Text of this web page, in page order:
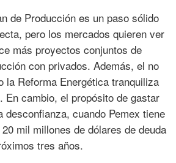
de Producción es un paso sólido
pero los mercados quieren ver
más proyectos conjuntos de
con privados. Además, el no
la Reforma Energética tranquiliza
En cambio, el propósito de gastar
desconfianza, cuando Pemex tiene
mil millones de dólares de deuda
tres años.